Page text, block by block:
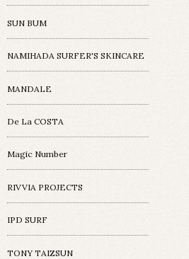
SUN BUM
NAMIHADA SURFER'S SKINCARE
MANDALE
De La COSTA
Magic Number
RIVVIA PROJECTS
IPD SURF
TONY TAIZSUN